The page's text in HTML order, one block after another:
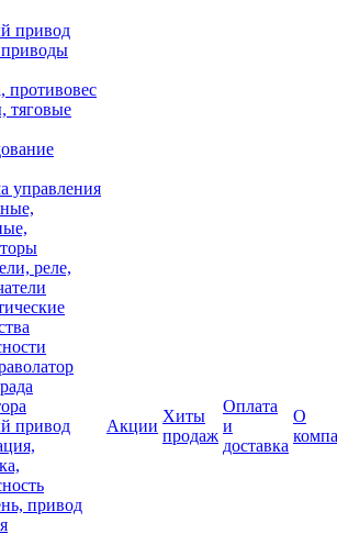
привод
противовес
тяговые
управления
реле,
привод
привод
Акции
Хиты
продаж
Оплата
и
доставка
О